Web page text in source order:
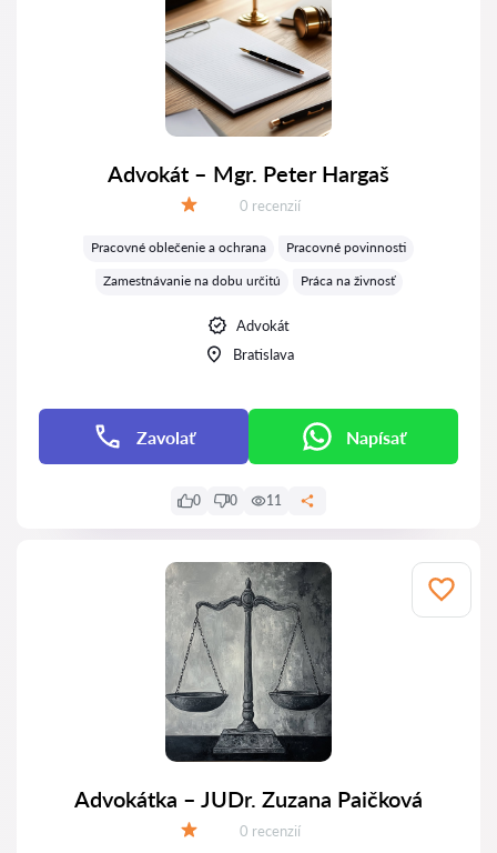
Advokát – Mgr. Peter Hargaš
Recenzií:
0 recenzií
Pracovné oblečenie a ochrana
Pracovné povinnosti
Zamestnávanie na dobu určitú
Práca na živnosť
Advokát
Bratislava
Zavolať Napísať
0 0 11
Advokátka – JUDr. Zuzana Paičková
Recenzií:
0 recenzií